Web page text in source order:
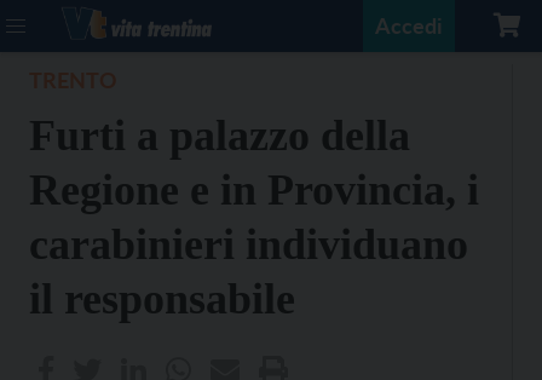
Accedi
Furti a palazzo della
Regione e in Provincia, i
carabinieri individuano
il responsabile